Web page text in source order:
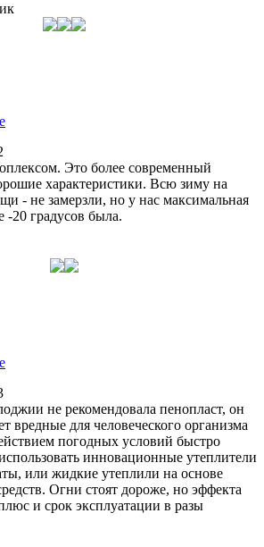
Это более современный
характеристики. Всю зиму на
- не замерзли, но у нас максимальная
-20 градусов была.
не рекомендовала пенопласт, он
вредные для человеческого организма
погодных условий быстро
инновационные утеплители
или жидкие утеплили на основе
Огни стоят дороже, но эффекта
и срок эксплуатации в разы